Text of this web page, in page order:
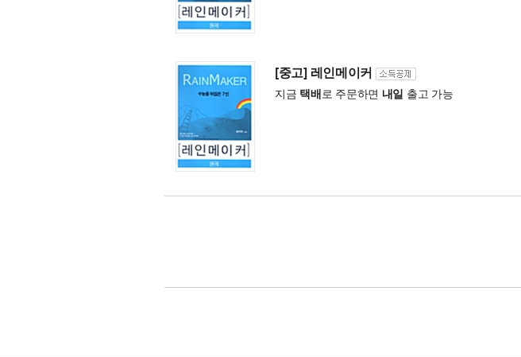
[중고] 레인메이커
지금 택배로 주문하면 내일 출고 가능